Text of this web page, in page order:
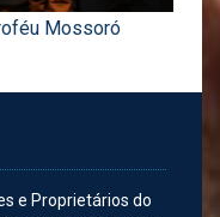
Mossoró
e Proprietários do